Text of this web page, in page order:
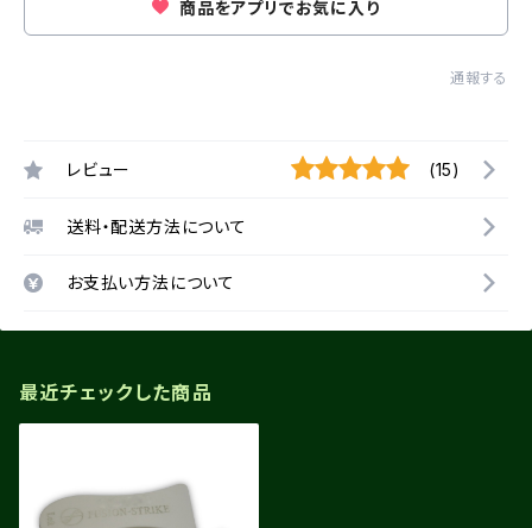
商品をアプリでお気に入り
通報する
レビュー (15)
送料・配送方法について
お支払い方法について
最近チェックした商品